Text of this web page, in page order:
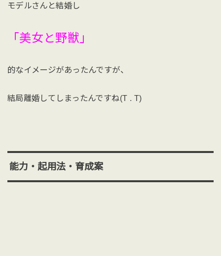
モデルさんと結婚し
「美女と野獣」
的なイメージがあったんですが、
結局離婚してしまったんですね(T . T)
能力・起用法・育成案